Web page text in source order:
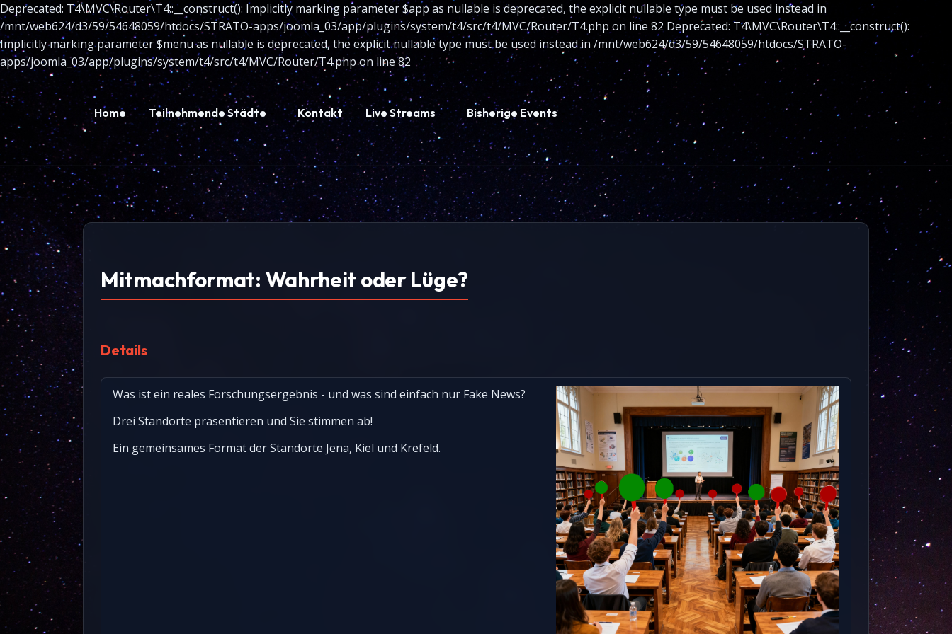
Deprecated: T4\MVC\Router\T4::__construct(): Implicitly marking parameter $app as nullable is deprecated, the explicit nullable type must be used instead in
/mnt/web624/d3/59/54648059/htdocs/STRATO-apps/joomla_03/app/plugins/system/t4/src/t4/MVC/Router/T4.php on line 82 Deprecated: T4\MVC\Router\T4::__construct():
Implicitly marking parameter $menu as nullable is deprecated, the explicit nullable type must be used instead in /mnt/web624/d3/59/54648059/htdocs/STRATO-
apps/joomla_03/app/plugins/system/t4/src/t4/MVC/Router/T4.php on line 82
Home Teilnehmende Städte Kontakt Live Streams Bisherige Events
Mitmachformat: Wahrheit oder Lüge?
Details
Was ist ein reales Forschungsergebnis - und was sind einfach nur Fake News?
Drei Standorte präsentieren und Sie stimmen ab!
Ein gemeinsames Format der Standorte Jena, Kiel und Krefeld.